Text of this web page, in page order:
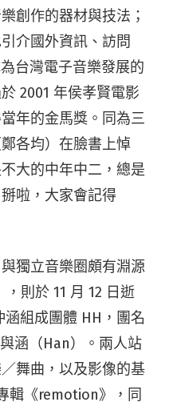
創作的器材與技法；
介國外資訊、訪問
台灣電子音樂發展的
2001 年侯孝賢電影
年的金馬獎。同為三
各均）在臉書上悼
大的中年中二，總是
啦，大家會記得
獨立音樂圈頗有淵源
則於 11 月 12 日逝
涵組成團體 HH，團名
涵（Han）。兩人站
舞曲，以及影像的基
輯《remotion》，同